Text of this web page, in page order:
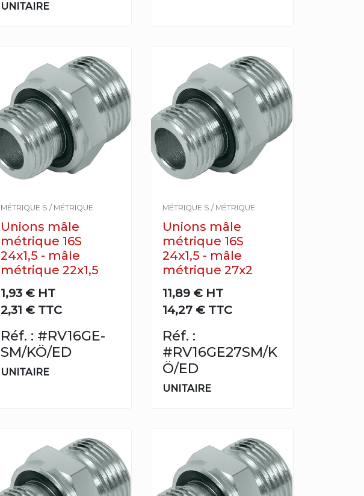
UNITAIRE
MÉTRIQUE S / MÉTRIQUE
Unions mâle
métrique 16S
24x1,5 - mâle
métrique 22x1,5
1,93 € HT
2,31 € TTC
Réf. : #RV16GE-
SM/KÖ/ED
UNITAIRE
MÉTRIQUE S / MÉTRIQUE
Unions mâle
métrique 16S
24x1,5 - mâle
métrique 27x2
11,89 € HT
14,27 € TTC
Réf. :
#RV16GE27SM/K
Ö/ED
UNITAIRE